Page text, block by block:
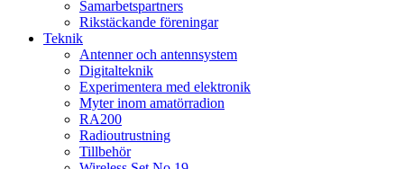
Samarbetspartners
Rikstäckande föreningar
Teknik
Antenner och antennsystem
Digitalteknik
Experimentera med elektronik
Myter inom amatörradion
RA200
Radioutrustning
Tillbehör